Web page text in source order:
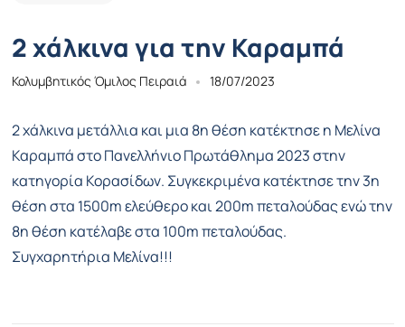
2 χάλκινα για την Καραμπά
Κολυμβητικός Όμιλος Πειραιά 18/07/2023
2 χάλκινα μετάλλια και μια 8η θέση κατέκτησε η Μελίνα
Καραμπά στο Πανελλήνιο Πρωτάθλημα 2023 στην
κατηγορία Κορασίδων. Συγκεκριμένα κατέκτησε την 3η
θέση στα 1500m ελεύθερο και 200m πεταλούδας ενώ την
8η θέση κατέλαβε στα 100m πεταλούδας.
Συγχαρητήρια Μελίνα!!!